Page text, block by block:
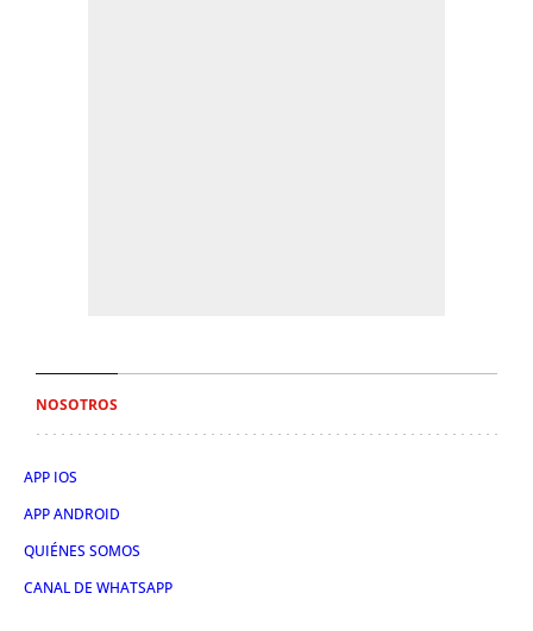
NOSOTROS
APP IOS
APP ANDROID
QUIÉNES SOMOS
CANAL DE WHATSAPP